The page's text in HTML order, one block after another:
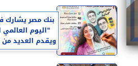
بنك مصر يشارك
“اليوم
ويقدم العديد